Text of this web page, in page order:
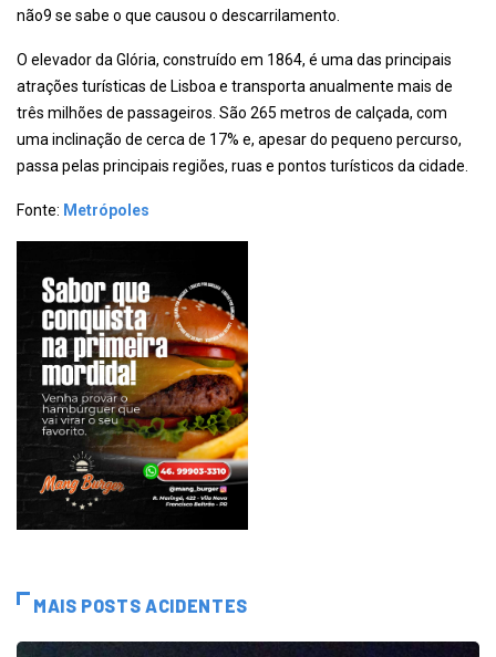
não9 se sabe o que causou o descarrilamento.
O elevador da Glória, construído em 1864, é uma das principais
atrações turísticas de Lisboa e transporta anualmente mais de
três milhões de passageiros. São 265 metros de calçada, com
uma inclinação de cerca de 17% e, apesar do pequeno percurso,
passa pelas principais regiões, ruas e pontos turísticos da cidade.
Fonte: Metrópoles
MAIS POSTS ACIDENTES